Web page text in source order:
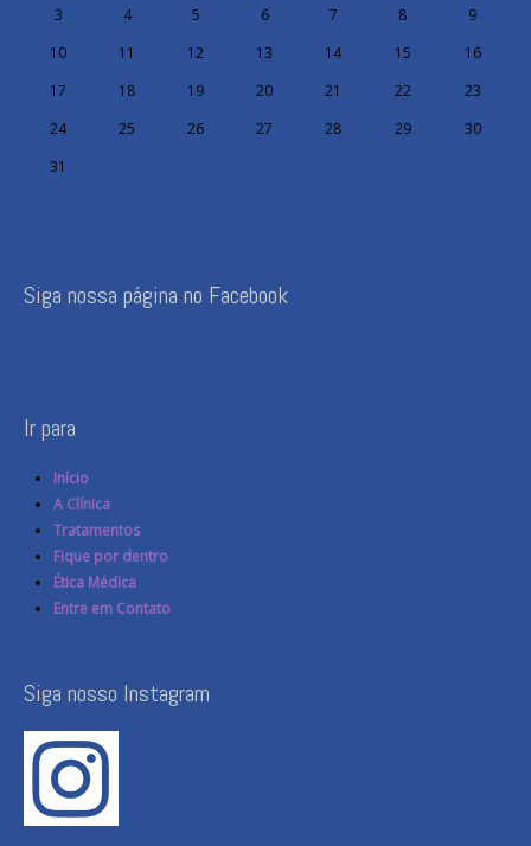
3
4 5 6 7 8
9
10
11 12 13 14 15
16
17
18 19 20 21 22
23
24
25 26 27 28 29
30
31
Siga nossa página no Facebook
Ir para
Início
A Clínica
Tratamentos
Fique por dentro
Ética Médica
Entre em Contato
Siga nosso Instagram